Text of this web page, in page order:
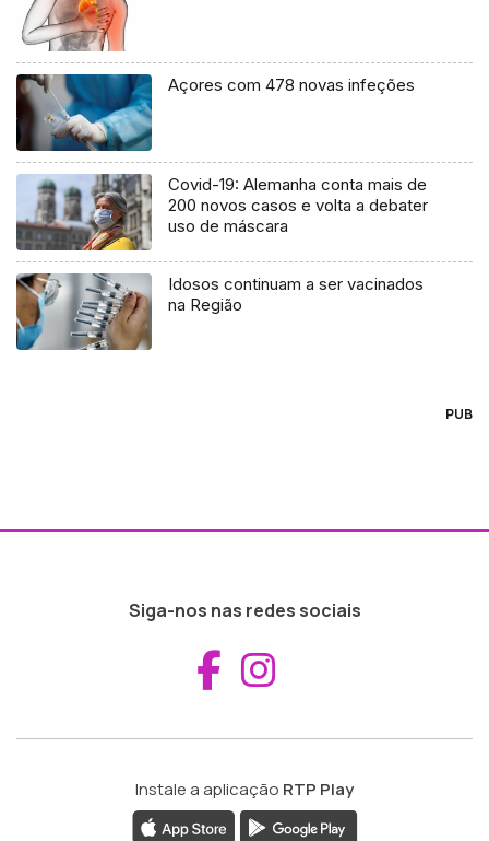
Açores com 478 novas infeções
Covid-19: Alemanha conta mais de
200 novos casos e volta a debater
uso de máscara
Idosos continuam a ser vacinados
na Região
PUB
Siga-nos nas redes sociais
Aceder ao
Instale a aplicação RTP Play